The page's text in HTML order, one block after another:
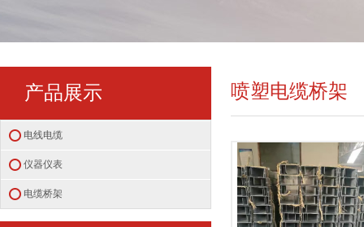
产品展示
电线电缆
仪器仪表
电缆桥架
喷塑电缆桥架